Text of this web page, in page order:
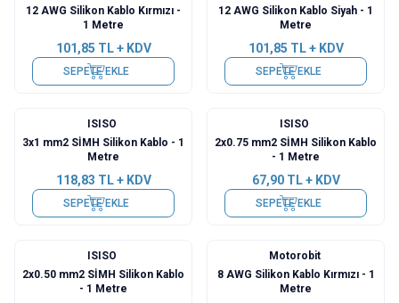
12 AWG Silikon Kablo Kırmızı -
1 Metre
101,85 TL + KDV
SEPETE EKLE
12 AWG Silikon Kablo Siyah - 1
Metre
101,85 TL + KDV
SEPETE EKLE
ISISO
3x1 mm2 SİMH Silikon Kablo - 1
Metre
118,83 TL + KDV
SEPETE EKLE
ISISO
2x0.75 mm2 SİMH Silikon Kablo
- 1 Metre
67,90TL + KDV
SEPETE EKLE
ISISO
2x0.50 mm2 SİMH Silikon Kablo
- 1 Metre
Motorobit
8 AWG Silikon Kablo Kırmızı - 1
Metre